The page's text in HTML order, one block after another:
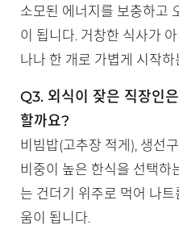
소모된 에너지를 보충하고
이 됩니다. 거창한 식사가
나나 한 개로 가볍게 시작
Q3. 외식이 잦은 직장인
할까요?
비빔밥(고추장 적게), 생선
비중이 높은 한식을 선택하
는 건더기 위주로 먹어 나
움이 됩니다.